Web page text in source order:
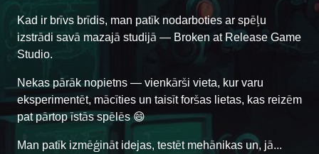
Kad ir brīvs brīdis, man patīk nodarboties ar spēļu
izstrādi savā mazajā studijā — Broken at Release Game
Studio.
Nekas pārāk nopietns — vienkārši vieta, kur varu
eksperimentēt, mācīties un taisīt foršas lietas, kas reizēm
pat pārtop īstās spēlēs 😄
Man patīk izmēģināt idejas, testēt mehānikas un, jā...